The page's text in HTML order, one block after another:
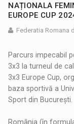
NAȚIONALA
EUROPE CUP
Federatia Romana
Parcurs impecabil
3x3 la turneul de
3x3 Europe Cup,
baza sportivă a
Sport din București.
România (în